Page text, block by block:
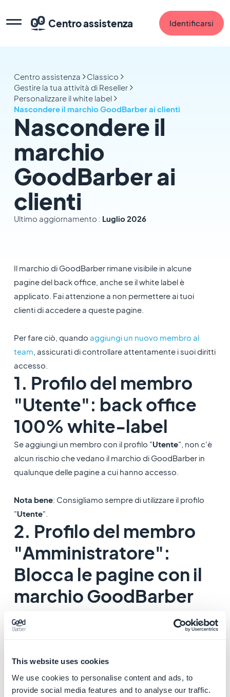
This website uses cookies
We use cookies to personalise content and ads, to
provide social media features and to analyse our traffic.
Centro assistenza Identificarsi
Centro assistenza
Classico
Gestire la tua attività di Reseller
Personalizzare il white label
Nascondere il marchio GoodBarber ai clienti
Nascondere il
marchio
GoodBarber ai
clienti
Ultimo aggiornamento : Luglio 2026
Il marchio di GoodBarber rimane visibile in alcune
pagine del back office, anche se il white label è
applicato. Fai attenzione a non permettere ai tuoi
clienti di accedere a queste pagine.
Per fare ciò, quando aggiungi un nuovo membro al
team , assicurati di controllare attentamente i suoi diritti
accesso.
1. Profilo del membro
"Utente": back office
100% white-label
Se aggiungi un membro con il profilo "Utente", non c'è
alcun rischio che vedano il marchio di GoodBarber in
qualunque delle pagine a cui hanno accesso.
Nota bene: Consigliamo sempre di utilizzare il profilo
"Utente".
2. Profilo del membro
"Amministratore":
Blocca le pagine con il
marchio GoodBarber
attenzione a non permettere loro l'accesso alle pagine
per cui vuoi personalizzare i diritti di accesso.